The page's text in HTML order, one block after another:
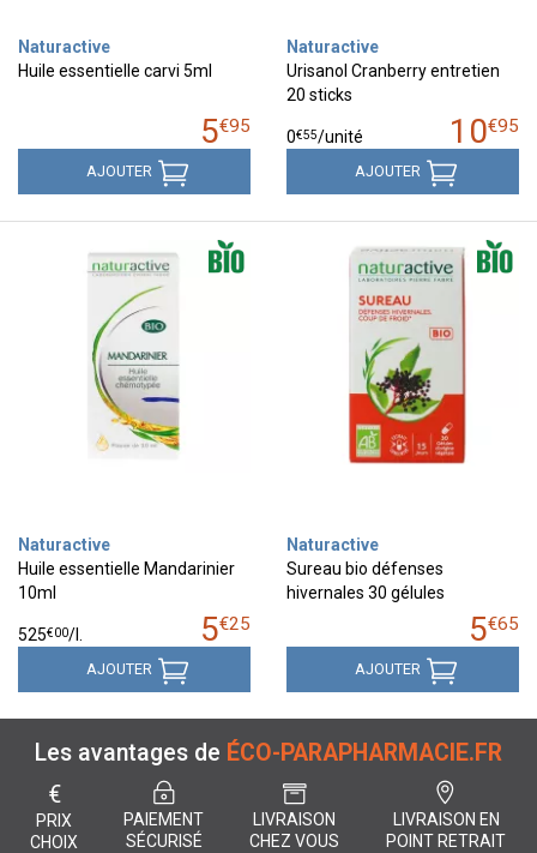
Naturactive
Huile essentielle carvi 5ml
5€95
AJOUTER
Naturactive
Urisanol Cranberry entretien
20 sticks
10€95
0€55/unité
AJOUTER
Naturactive
Huile essentielle Mandarinier
10ml
5€25
525€00/
AJOUTER
Naturactive
Sureau bio défenses
hivernales 30 gélules
5€65
AJOUTER
Les avantages de ÉCO-PARAPHARMACIE.FR
€
PRIX
CHOIX
PAIEMENT
SÉCURISÉ
LIVRAISON
CHEZ VOUS
LIVRAISON EN
POINT RETRAIT